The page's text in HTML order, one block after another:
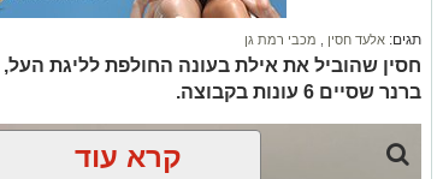
תגים: אלעד חסין מכבי רמת גן
חסין שהוביל את אילת בעונה החולפת לליגת
ברנר שסיים 6 עונות בקבוצה.
קרא עוד